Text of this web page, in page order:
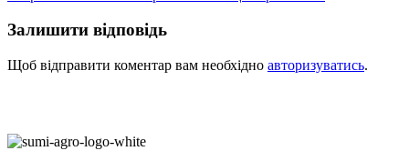
Залишити відповідь
Щоб відправити коментар вам необхідно авторизуватись.